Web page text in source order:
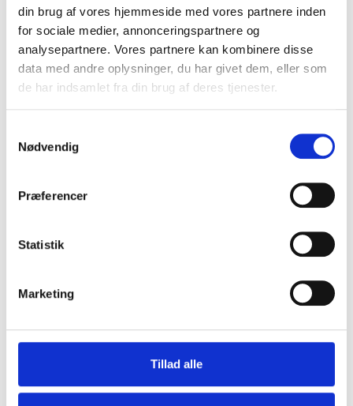
din brug af vores hjemmeside med vores partnere inden
for sociale medier, annonceringspartnere og
analysepartnere. Vores partnere kan kombinere disse
data med andre oplysninger, du har givet dem, eller som
de har indsamlet fra din brug af deres tjenester.
Nødvendig
Præferencer
Statistik
Marketing
Tillad alle